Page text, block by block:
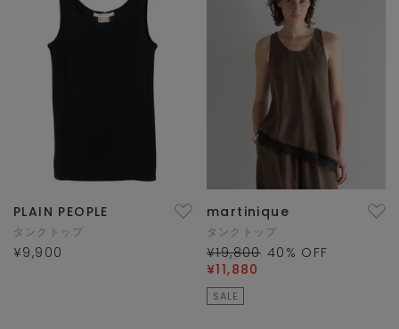
PLAIN PEOPLE
タンクトップ
¥9,900
martinique
タンクトップ
¥19,800 40 % OFF
¥11,880
SALE